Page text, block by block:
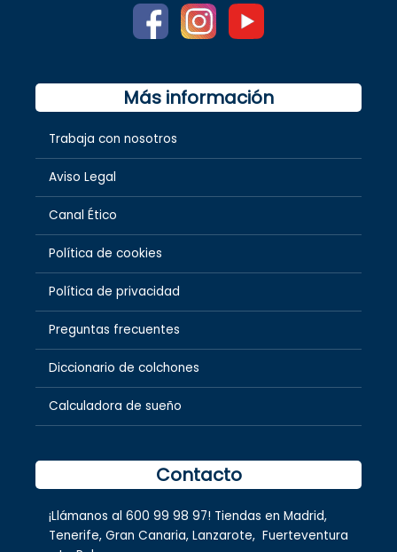
Más información
Trabaja con nosotros
Aviso Legal
Canal Ético
Política de cookies
Política de privacidad
Preguntas frecuentes
Diccionario de colchones
Calculadora de sueño
Contacto
¡Llámanos al 600 99 98 97! Tiendas en Madrid,
Tenerife, Gran Canaria, Lanzarote, Fuerteventura